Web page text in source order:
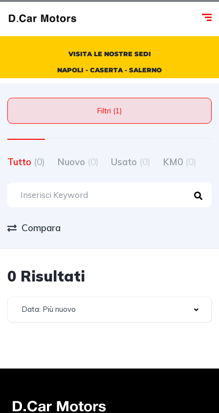
VISITA LE NOSTRE SEDI
NAPOLI - CASERTA - SALERNO
Filtri (1)
Tutto (0) Nuovo (0) Usato (0) KM0 (0)
Compara
0 Risultati
Data: Più nuovo